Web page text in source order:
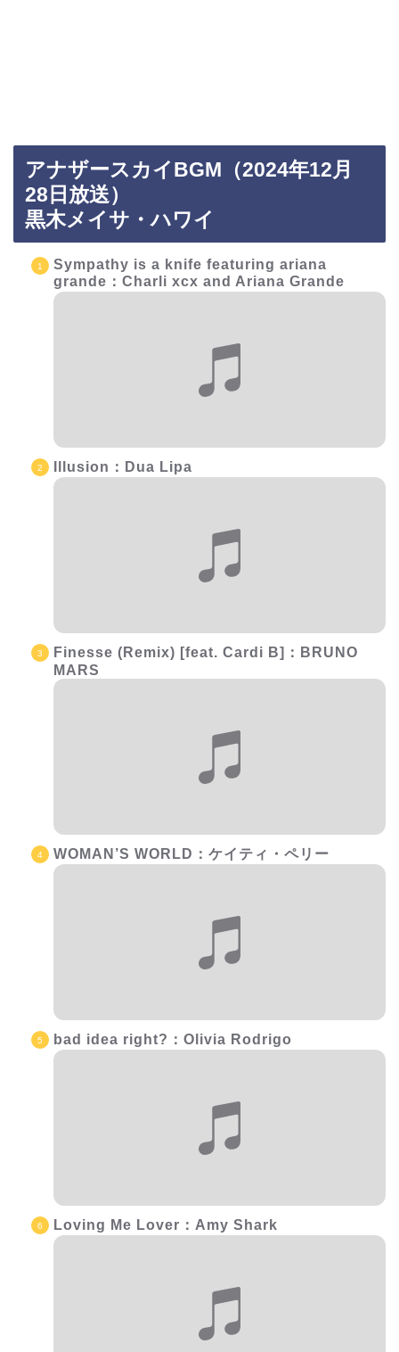
アナザースカイBGM（2024年12月
28日放送）
黒木メイサ・ハワイ
Sympathy is a knife featuring ariana
grande：Charli xcx and Ariana Grande
Illusion：Dua Lipa
Finesse (Remix) [feat. Cardi B]：BRUNO
MARS
WOMAN’S WORLD：ケイティ・ペリー
bad idea right?：Olivia Rodrigo
Loving Me Lover：Amy Shark